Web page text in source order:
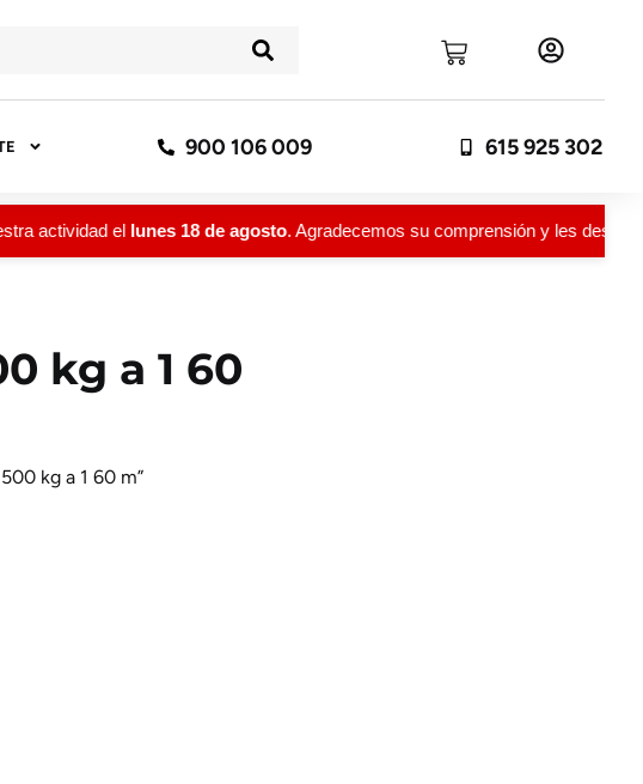
900 106 009 615 925 302
actividad el lunes 18 de agosto. Agradecemos su comprensión y les
kg a 1 60
kg a 1 60 m”